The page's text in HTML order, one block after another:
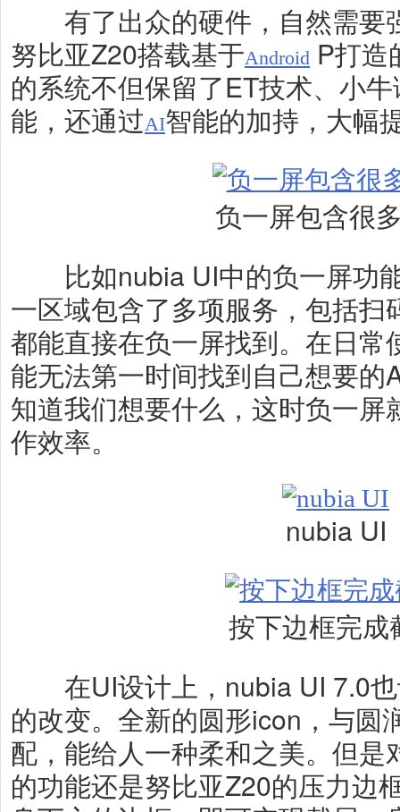
有了出众的硬件，自然需要
努比亚Z20搭载基于Android P打造
的系统不但保留了ET技术、小
能，还通过AI智能的加持，大幅
负一屏包含很
比如nubia UI中的负一屏功
一区域包含了多项服务，包括扫
都能直接在负一屏找到。在日常
能无法第一时间找到自己想要的
知道我们想要什么，这时负一屏
作效率。
nubia UI
按下边框完成
在UI设计上，nubia UI 7.0也
的改变。全新的圆形icon，与圆
配，能给人一种柔和之美。但是
的功能还是努比亚Z20的压力边